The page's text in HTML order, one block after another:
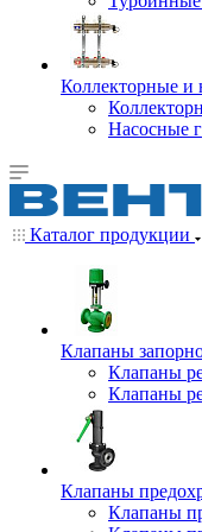
Коллекторные и
Насосные
Каталог продукции
Клапаны
Клапаны
Клапаны
Клапаны
Клапаны